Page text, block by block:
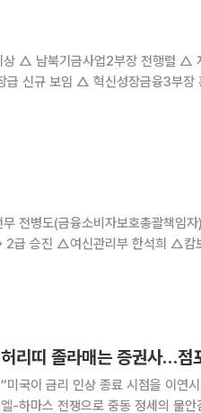
△ 남북기금사업2부장 전행렬 △
허리띠 졸라매는 증권사…점
“미국이 금리 인상 종료 시점을 이연
엘-하마스 전쟁으로 중동 정세의 불